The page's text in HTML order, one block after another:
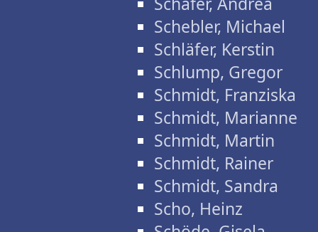
Schebler, Michael
Schläfer, Kerstin
Schlump, Gregor
Schmidt, Franziska
Schmidt, Marianne
Schmidt, Martin
Schmidt, Rainer
Schmidt, Sandra
Scho, Heinz